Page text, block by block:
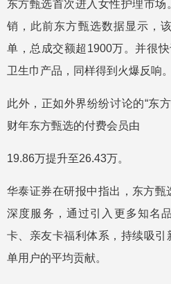
东方甄选首次进入女性护理市
销，此前东方甄选数据显示，
单，总成交额超1900万。并很
卫生巾产品，同样得到火爆反响。
此外，正如外界纷纷讨论的“东
财年东方甄选的付费会员由
19.86万提升至26.43万。
华泰证券在研报中指出，东方
深度服务，通过引入更多知名
卡、亲友卡福利体系，持续吸
单用户的平均贡献。